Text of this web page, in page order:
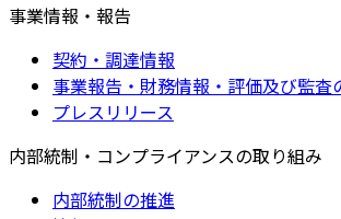
事業情報・報告
契約・調達情報
事業報告・財務情報・評価及び監査
プレスリリース
内部統制・コンプライアンスの取り組み
内部統制の推進